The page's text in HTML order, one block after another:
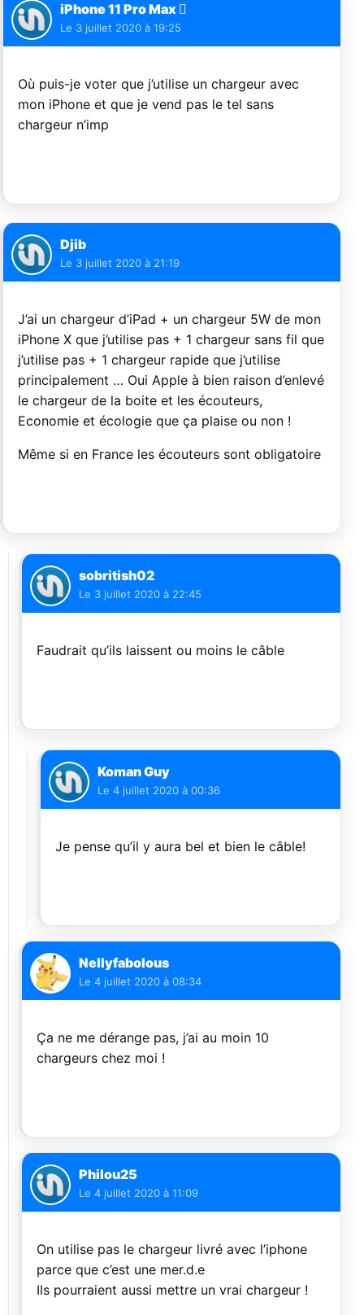
iPhone 11 Pro Max 
Le 3 juillet 2020 à 19:25
Où puis-je voter que j’utilise un chargeur avec
mon iPhone et que je vend pas le tel sans
chargeur n’imp
Djib
Le 3 juillet 2020 à 21:19
J’ai un chargeur d’iPad + un chargeur 5W de mon
iPhone X que j’utilise pas + 1 chargeur sans fil que
j’utilise pas + 1 chargeur rapide que j’utilise
principalement … Oui Apple à bien raison d’enlevé
le chargeur de la boite et les écouteurs,
Economie et écologie que ça plaise ou non !
Même si en France les écouteurs sont obligatoire
sobritish02
Le 3 juillet 2020 à 22:45
Faudrait qu’ils laissent ou moins le câble
Koman Guy
Le 4 juillet 2020 à 00:36
Je pense qu’il y aura bel et bien le câble!
Nellyfabolous
Le 4 juillet 2020 à 08:34
Ça ne me dérange pas, j’ai au moin 10
chargeurs chez moi !
Philou25
Le 4 juillet 2020 à 11:09
On utilise pas le chargeur livré avec l’iphone
parce que c’est une mer.d.e
Ils pourraient aussi mettre un vrai chargeur !